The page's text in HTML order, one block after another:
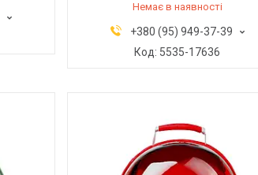
Немає в наявності
+380 (95) 949-37-39
5535-17636